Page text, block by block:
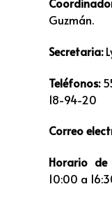
Guzmán.
Secretaria:
Teléfonos:
18-94-20
Correo
Horario de
10:00 a